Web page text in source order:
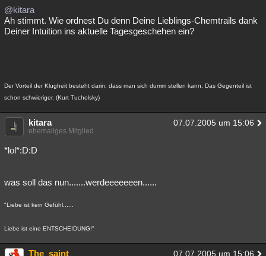
@kitara
Ah stimmt. Wie ordnest Du denn Deine Lieblings-Chemtrails dank
Deiner Intuition ins aktuelle Tagesgeschehen ein?
Der Vorteil der Klugheit besteht darin, dass man sich dumm stellen kann. Das Gegenteil ist
schon schwieriger. (Kurt Tucholsky)
kitara 07.07.2005 um 15:06
ehemaliges Mitglied
*lol*:D:D
was soll das nun.......werdeeeeeeen......
"Liebe ist kein Gefühl......
Liebe ist eine ENTSCHEIDUNG!"
The_saint 07.07.2005 um 15:06